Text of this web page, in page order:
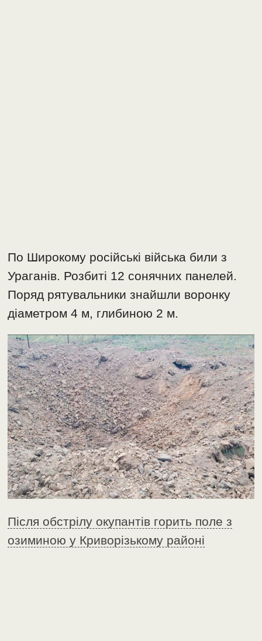
По Широкому російські війська били з
Ураганів. Розбиті 12 сонячних панелей.
Поряд рятувальники знайшли воронку
діаметром 4 м, глибиною 2 м.
Після обстрілу окупантів горить поле з
озиминою у Криворізькому районі